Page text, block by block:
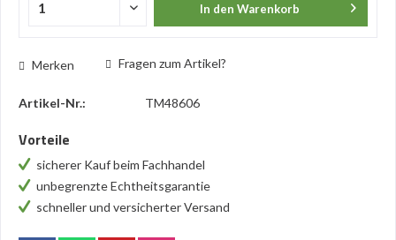
In den Warenkorb
Merken Fragen zum Artikel?
Artikel-Nr.: TM48606
Vorteile
sicherer Kauf beim Fachhandel
unbegrenzte Echtheitsgarantie
schneller und versicherter Versand